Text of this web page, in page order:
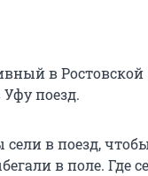
в Ростовской
поезд.
в поезд,
в поле. Где